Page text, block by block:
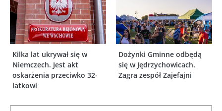
Kilka lat ukrywał się w
Niemczech. Jest akt
oskarżenia przeciwko 32-
latkowi
Dożynki Gminne odbędą
się w Jędrzychowicach.
Zagra zespół Zajefajni